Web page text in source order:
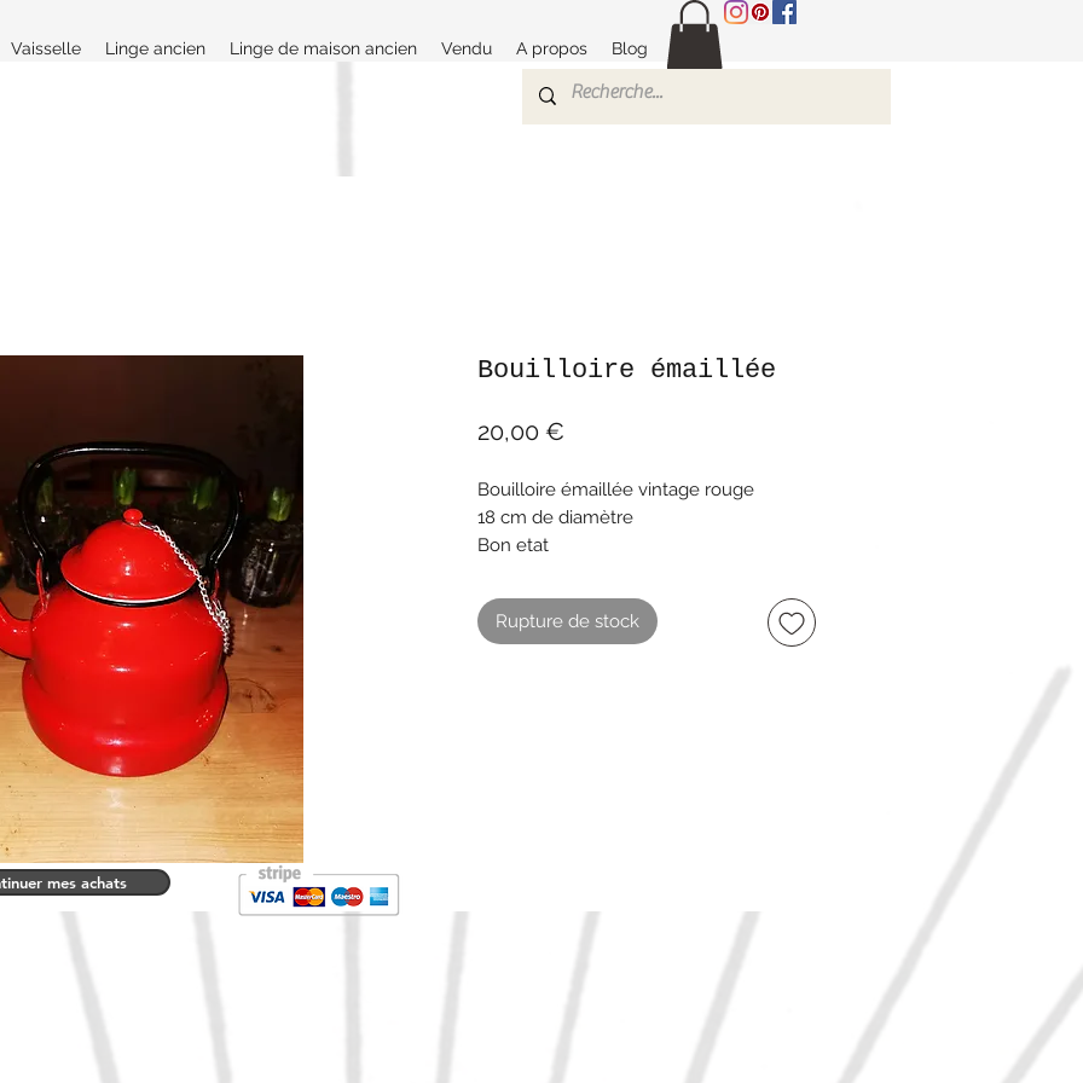
Vaisselle Linge ancien Linge de maison ancien Vendu A propos Blog
Bouilloire émaillée
20,00 €
Bouilloire émaillée vintage rouge
18 cm de diamètre
Bon etat
photos
Rupture de stock
mes achats